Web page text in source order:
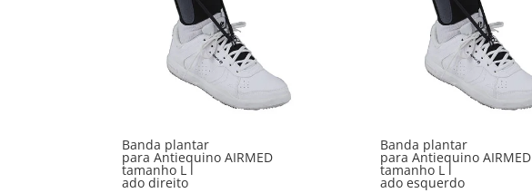
Banda plantar
para Antiequino AIRMED
tamanho L l
ado direito
Banda plantar
para Antiequino AIRMED
tamanho L l
ado esquerdo